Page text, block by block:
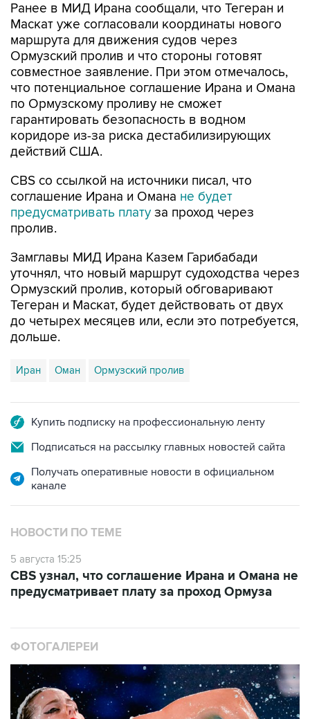
Ранее в МИД Ирана сообщали, что Тегеран и
Маскат уже согласовали координаты нового
маршрута для движения судов через
Ормузский пролив и что стороны готовят
совместное заявление. При этом отмечалось,
что потенциальное соглашение Ирана и Омана
по Ормузскому проливу не сможет
гарантировать безопасность в водном
коридоре из-за риска дестабилизирующих
действий США.
CBS со ссылкой на источники писал, что
соглашение Ирана и Омана не будет
предусматривать плату за проход через
пролив.
Замглавы МИД Ирана Казем Гарибабади
уточнял, что новый маршрут судоходства через
Ормузский пролив, который обговаривают
Тегеран и Маскат, будет действовать от двух
до четырех месяцев или, если это потребуется,
дольше.
Иран Оман Ормузский пролив
Купить подписку на профессиональную ленту
Подписаться на рассылку главных новостей сайта
Получать оперативные новости в официальном
канале
НОВОСТИ ПО ТЕМЕ
5 августа 15:25
CBS узнал, что соглашение Ирана и Омана не
предусматривает плату за проход Ормуза
ФОТОГАЛЕРЕИ